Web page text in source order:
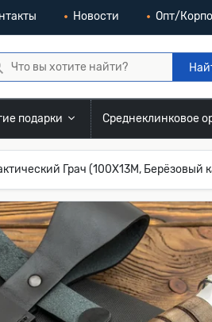
Новости Опт/
подарки Среднеклинковое
Грач (100Х13М, Берёзовый